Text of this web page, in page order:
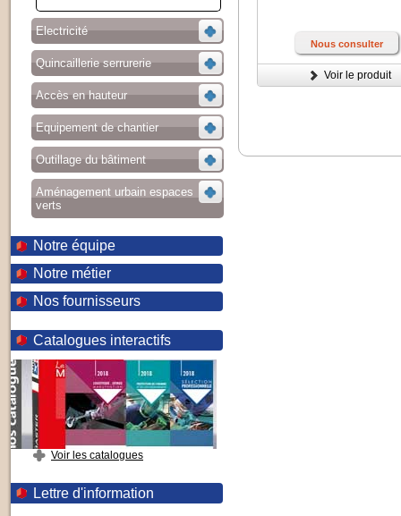
Electricité
Quincaillerie serrurerie
Accès en hauteur
Equipement de chantier
Outillage du bâtiment
Aménagement urbain espaces
verts
Notre équipe
Notre métier
Nos fournisseurs
Catalogues interactifs
Voir les catalogues
Lettre d'information
Nous consulter
Voir le produit